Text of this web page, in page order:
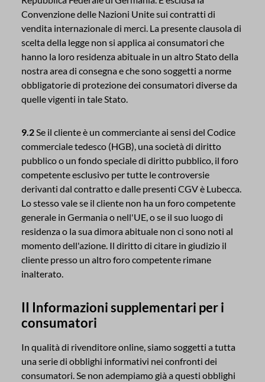
Convenzione delle Nazioni Unite sui contratti di
vendita internazionale di merci. La presente clausola di
scelta della legge non si applica ai consumatori che
hanno la loro residenza abituale in un altro Stato della
nostra area di consegna e che sono soggetti a norme
obbligatorie di protezione dei consumatori diverse da
quelle vigenti in tale Stato.
9.2Se il cliente è un commerciante ai sensi del Codice
commerciale tedesco (HGB), una società di diritto
pubblico o un fondo speciale di diritto pubblico, il foro
competente esclusivo per tutte le controversie
derivanti dal contratto e dalle presenti CGV è Lubecca.
Lo stesso vale se il cliente non ha un foro competente
generale in Germania o nell'UE, o se il suo luogo di
residenza o la sua dimora abituale non ci sono noti al
momento dell'azione. Il diritto di citare in giudizio il
cliente presso un altro foro competente rimane
inalterato.
II Informazioni supplementari per i
consumatori
In qualità di rivenditore online, siamo soggetti a tutta
una serie di obblighi informativi nei confronti dei
consumatori. Se non adempiamo già a questi obblighi